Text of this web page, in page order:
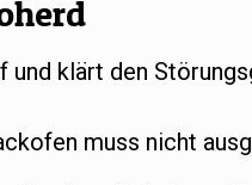
klärt den
muss nicht